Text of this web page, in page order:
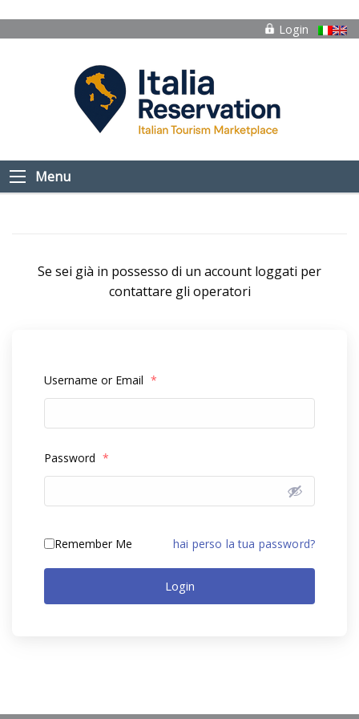
Login
Menu
Se sei già in possesso di un account loggati per
contattare gli operatori
Username or Email *
Password *
Remember Me hai perso la tua password?
Login